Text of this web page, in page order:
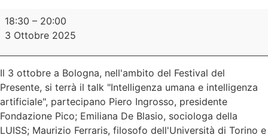
18:30 – 20:00
3 Ottobre 2025
Il 3 ottobre a Bologna, nell'ambito del Festival del
Presente, si terrà il talk "Intelligenza umana e intelligenza
artificiale", partecipano Piero Ingrosso, presidente
Fondazione Pico; Emiliana De Blasio, sociologa della
LUISS; Maurizio Ferraris, filosofo dell'Università di Torino e